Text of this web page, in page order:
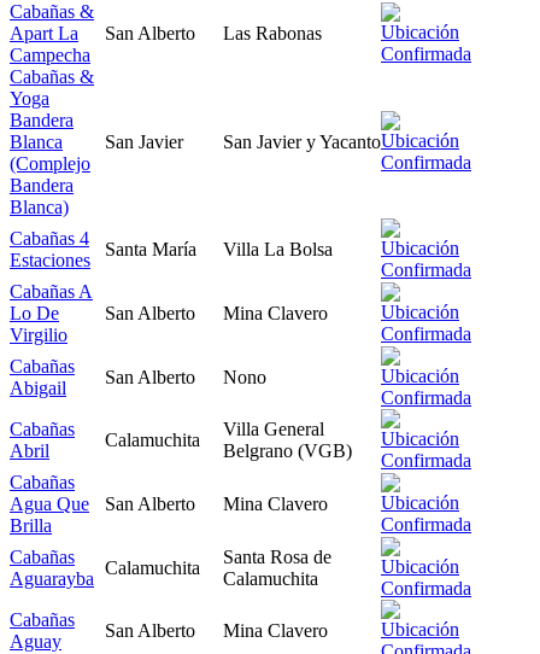
Cabañas &
Apart La
Campecha
San Alberto Las Rabonas
Cabañas &
Yoga
Bandera
Blanca
(Complejo
Bandera
Blanca)
San Javier San Javier y Yacanto
Cabañas 4
Estaciones
Santa María Villa La Bolsa
Cabañas A
Lo De
Virgilio
San Alberto Mina Clavero
Cabañas
Abigail
San Alberto Nono
Cabañas
Abril
Calamuchita
Villa General
Belgrano (VGB)
Cabañas
Agua Que
Brilla
San Alberto Mina Clavero
Cabañas
Aguarayba
Calamuchita
Santa Rosa de
Calamuchita
Cabañas
Aguay
San Alberto Mina Clavero